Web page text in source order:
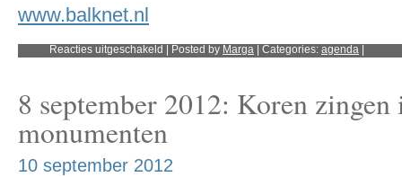
www.balknet.nl
Reacties uitgeschakeld voor
16
16
op
festival
Oost
| Posted by Marga | Categories: agenda
8 september 2012: Koren zingen
monumenten
10 september 2012